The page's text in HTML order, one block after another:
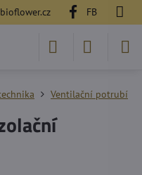
FB
Ventilační potrubí